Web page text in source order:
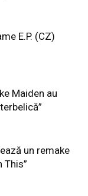
E.P. (CZ)
Maiden au
un remake
This”